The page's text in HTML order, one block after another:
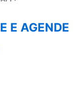
E AGENDE